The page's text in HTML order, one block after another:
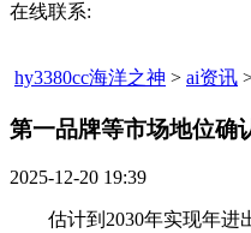
在线联系:
hy3380cc海洋之神 > ai资讯
第一品牌等市场地位确
2025-12-20 19:39
估计到2030年实现年进